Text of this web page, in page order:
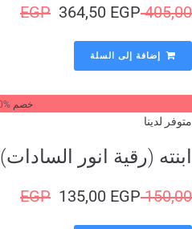
EGP 364,50EGP
إضافة إلى السلة
خصم %10
لدينا
(رقية انور السادات)
EGP 135,00EGP